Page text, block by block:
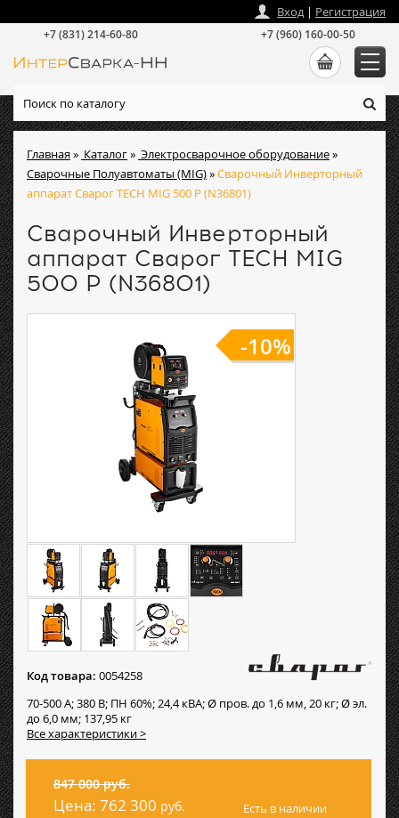
Главная» Каталог» Электросварочное оборудование»
Сварочные Полуавтоматы (MIG)»Сварочный Инверторный
аппарат Сварог TECH MIG 500 P (N36801)
Сварочный Инверторный
аппарат Сварог TECH MIG
500 P (N36801)
-10%
Код товара: 0054258
70-500 А; 380 В; ПН 60%; 24,4 кВА; Ø пров. до 1,6 мм, 20 кг; Ø эл.
до 6,0 мм; 137,95 кг
Все характеристики >
847 000 руб.
Цена: 762 300 руб. Есть в наличии
Вход| Регистрация
+7 (831) 214-60-80 +7 (960) 160-00-50